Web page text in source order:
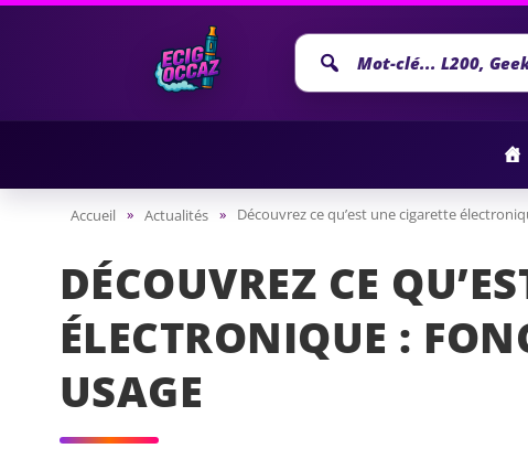
Recherche
annonce
Accueil » Actualités » Découvrez ce qu’est une cigarette
DÉCOUVREZ CE
ÉLECTRONIQUE :
USAGE